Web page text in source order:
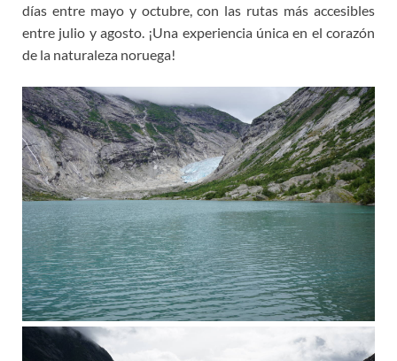
días entre mayo y octubre, con las rutas más accesibles
entre julio y agosto. ¡Una experiencia única en el corazón
de la naturaleza noruega!